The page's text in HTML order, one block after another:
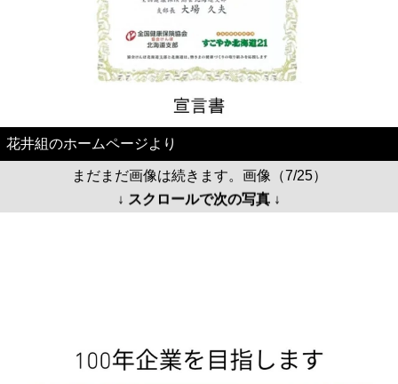
花井組のホームページより
まだまだ画像は続きます。画像（7/25）
↓ スクロールで次の写真 ↓